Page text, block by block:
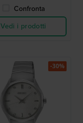
Confronta
Vedi i prodotti
-30%